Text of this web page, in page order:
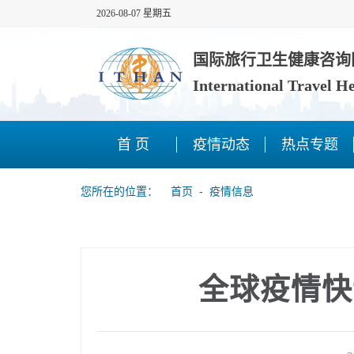
2026-08-07 星期五
国际旅行卫生健康咨
International Travel
首 页 疫情动态 热点专题
您所在的位置： 首页 ‐ 疫情信息
全球疫情